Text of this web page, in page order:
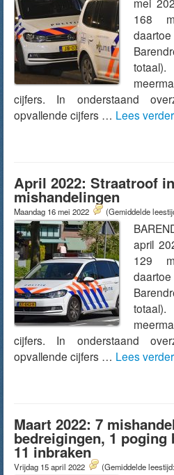
168
cijfers. In onderstaand
opvallende cijfers … Lees verder
April 2022: Straatroof
mishandelingen
Maandag 16 mei 2022 (Gemiddelde
april
129
cijfers. In onderstaand
opvallende cijfers … Lees verder
Maart 2022: 7
bedreigingen, 1
11 inbraken
Vrijdag 15 april 2022 (Gemiddelde